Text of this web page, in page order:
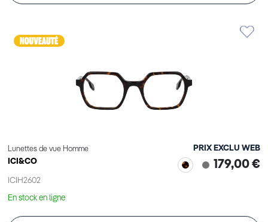
Lunettes de vue Homme
ICI&CO
ICIH2602
PRIX EXCLU WEB
179,00 €
En stock en ligne